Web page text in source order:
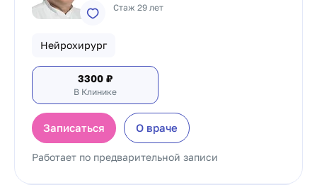
Стаж 29 лет
Нейрохирург
3300 ₽
В Клинике
Записаться О враче
Работает по предварительной записи